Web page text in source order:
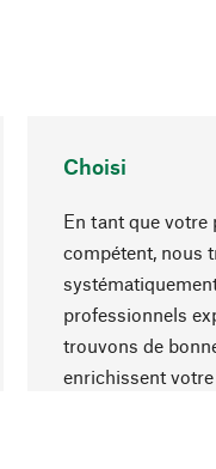
Choisi
En tant que votre
compétent, nous
professionnels
trouvons de
enrichissent